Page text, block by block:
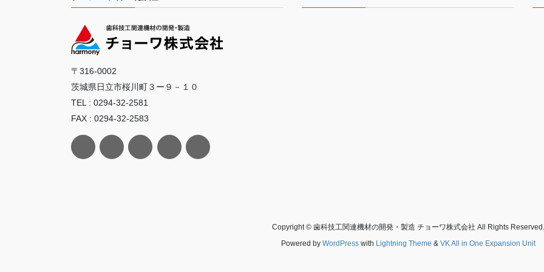
〒316-0002
茨城県日立市桜川町３ー９－１０
TEL : 0294-32-2581
FAX : 0294-32-2583
Copyright © 歯科技工関連機材の開発・製造 チョーワ株式会社 All Rights Reserved.
Powered by WordPresswith Lightning Theme & VK All in One Expansion Unit